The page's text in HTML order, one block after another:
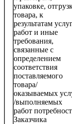
упаковке,
товара, к
результатам
работ и иные
требования,
связанные с
определением
соответствия
поставляемого
товара/
оказываемых
/выполняемых
работ
Заказчика